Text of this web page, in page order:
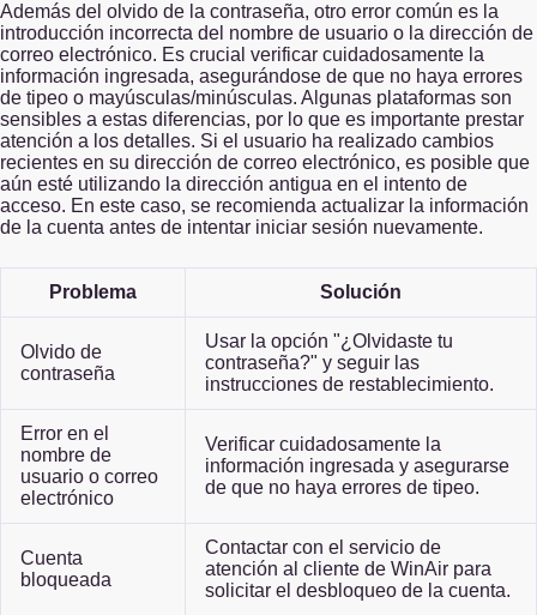
Además del olvido de la contraseña, otro error común es la
introducción incorrecta del nombre de usuario o la dirección de
correo electrónico. Es crucial verificar cuidadosamente la
información ingresada, asegurándose de que no haya errores
de tipeo o mayúsculas/minúsculas. Algunas plataformas son
sensibles a estas diferencias, por lo que es importante prestar
atención a los detalles. Si el usuario ha realizado cambios
recientes en su dirección de correo electrónico, es posible que
aún esté utilizando la dirección antigua en el intento de
acceso. En este caso, se recomienda actualizar la información
de la cuenta antes de intentar iniciar sesión nuevamente.
Problema Solución
Olvido de
contraseña
Usar la opción "¿Olvidaste tu
contraseña?" y seguir las
instrucciones de restablecimiento.
Error en el
nombre de
usuario o correo
electrónico
Verificar cuidadosamente la
información ingresada y asegurarse
de que no haya errores de tipeo.
Cuenta
bloqueada
Contactar con el servicio de
atención al cliente de WinAir para
solicitar el desbloqueo de la cuenta.